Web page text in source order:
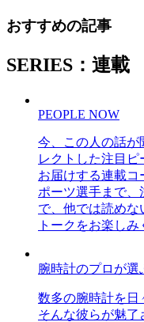
おすすめの記事
SERIES：連載
PEOPLE NOW
今、この人の話が
レクトした注目
お届けする連載コ
ポーツ選手まで、
で、他では読めな
トークをお楽しみ
腕時計のプロが選
数多の腕時計を日
そんな彼らが魅